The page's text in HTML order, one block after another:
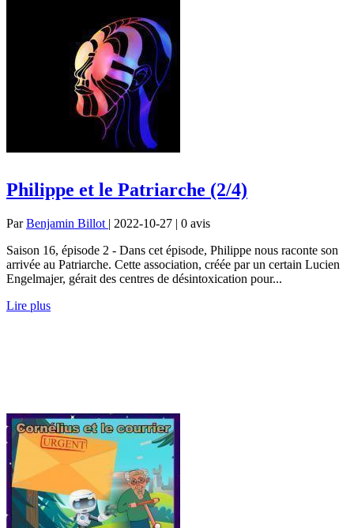
Philippe et le Patriarche (2/4)
ParBenjamin Billot | 2022-10-27 | 0 avis
Saison 16, épisode 2 - Dans cet épisode, Philippe nous raconte son
arrivée au Patriarche. Cette association, créée par un certain Lucien
Engelmajer, gérait des centres de désintoxication pour...
Lire plus